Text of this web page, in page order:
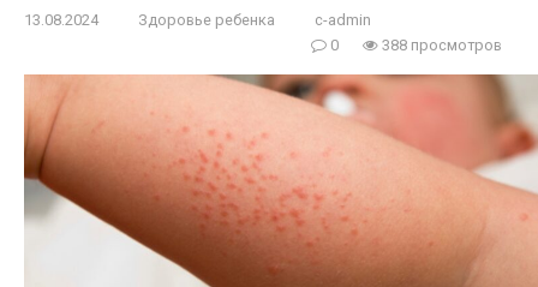
13.08.2024 Здоровье ребенка
c-admin
0
388 просмотров